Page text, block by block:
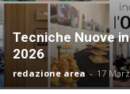
Tecniche Nuove
2026
redazione area - 17